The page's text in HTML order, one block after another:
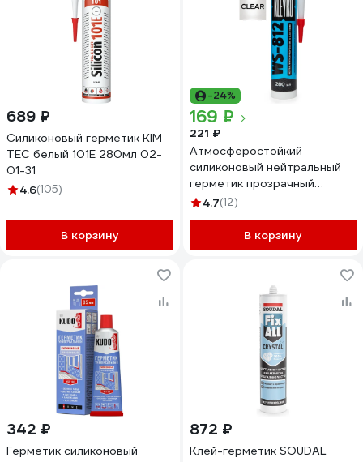
689 ₽
Силиконовый герметик KIM
TEC белый 101Е 280мл 02-
01-31
4.6(105)
В корзину
-24%
169 ₽
221 ₽
Атмосферостойкий
силиконовый нейтральный
герметик прозрачный
KLEYKO WS-812 280 мл WS-
4.7(12)
В корзину
342 ₽
Герметик силиконовый
872 ₽
Клей-герметик SOUDAL